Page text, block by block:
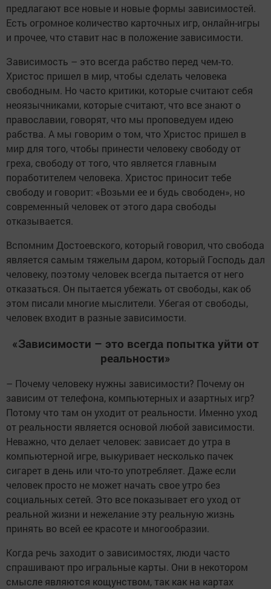
предлагают все новые и новые формы зависимостей.
Есть огромное количество карточных игр, онлайн-игры
и прочее, что ставит нас в положение зависимости.
Зависимость – это всегда рабство перед чем-то.
Христос пришел в мир, чтобы сделать человека
свободным. Но часто критики, которые считают себя
неоязычниками, которые считают, что все знают о
православии, говорят, что мы проповедуем идею
рабства. А мы говорим о том, что Христос пришел в
мир для того, чтобы принести человеку свободу от
греха, свободу от того, что является главным
поработителем человека. Христос приносит тебе
свободу и говорит: «Возьми ее и будь свободен», но
современный человек от этого дара свободы
отказывается.
Вспомним Достоевского, который говорил, что свобода
является самым тяжелым даром, который Господь дал
человеку, поэтому человек всегда пытается от него
отказаться. Он пытается убежать от свободы, как об
этом писали многие мыслители. Убегая от свободы,
человек входит в разные зависимости.
«Зависимости – это всегда попытка уйти от
реальности»
– Почему человеку нужны зависимости? Почему он
зависим от телефона, компьютерных и азартных игр?
Потому что там он уходит от реальности. Именно уход
от реальности является основой любой зависимости.
Неважно, что делает человек: зависает до утра в
компьютерной игре, выкуривает несколько пачек
сигарет в день или что-то употребляет. Даже если
человек просто не может начать свое утро без
социальных сетей. Это все показывает его уход от
реальной жизни и нежелание эту реальную жизнь
принять во всей ее красоте и многообразии.
Когда речь заходит о зависимостях, люди часто
спрашивают про игральные карты. Они в некотором
смысле являются кощунством, так как на картах